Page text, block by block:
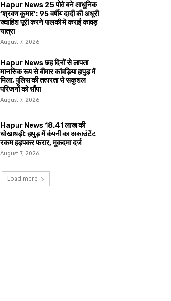
Hapur News 25 पोते बने आधुनिक
‘श्रवण कुमार’: 95 वर्षीय दादी की अधूरी
ख्वाहिश पूरी करने पालकी में कराई कांवड़
यात्रा
August 7, 2026
Hapur News छह दिनों से लापता
मानसिक रूप से बीमार कांवड़िया हापुड़ में
मिला, पुलिस की तत्परता से सकुशल
परिजनों को सौंपा
August 7, 2026
Hapur News 18.41 लाख की
धोखाधड़ी: हापुड़ में कंपनी का अकाउंटेंट
रकम हड़पकर फरार, मुकदमा दर्ज
August 7, 2026
Load more